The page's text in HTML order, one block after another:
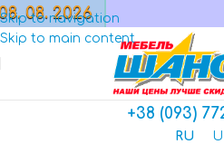
Skip to navigation
Skip to main content
МАГАЗИН
+38 (093)
RU
08. 2026